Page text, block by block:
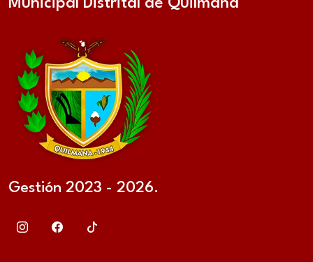
Municipal Distrital de Quilmaná
Gestión 2023 - 2026.